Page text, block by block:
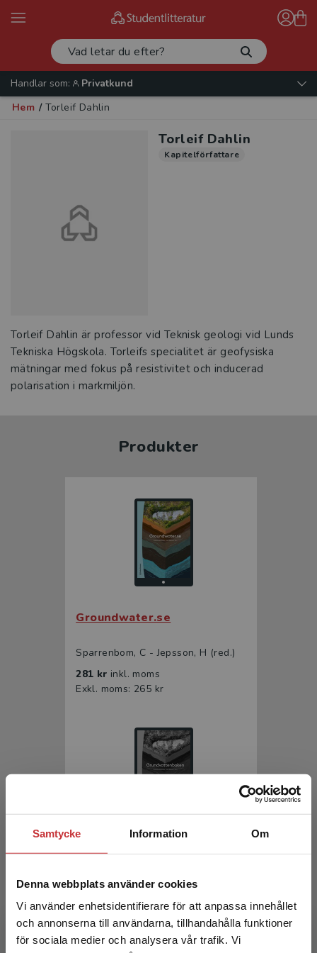
Samtycke Information Om
Denna webbplats använder cookies
Vi använder enhetsidentifierare för att anpassa innehållet
och annonserna till användarna, tillhandahålla funktioner
för sociala medier och analysera vår trafik. Vi
Handlar som:
Privatkund
Hem / Torleif Dahlin
Torleif Dahlin
Kapitelförfattare
Torleif Dahlin är professor vid Teknisk geologi vid Lunds
Tekniska Högskola. Torleifs specialitet är geofysiska
mätningar med fokus på resistivitet och inducerad
polarisation i markmiljön.
Produkter
Groundwater.se
Sparrenbom, C - Jepsson, H (red.)
281 kr inkl. moms
Exkl. moms: 265 kr
Sparrenbom, C - Jeppsson, H (red.)